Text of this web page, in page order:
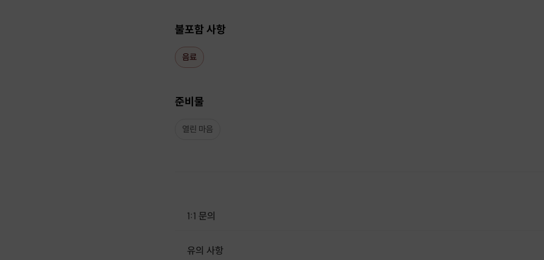
불포함 사항
음료
준비물
열린 마음
1:1 문의
유의 사항